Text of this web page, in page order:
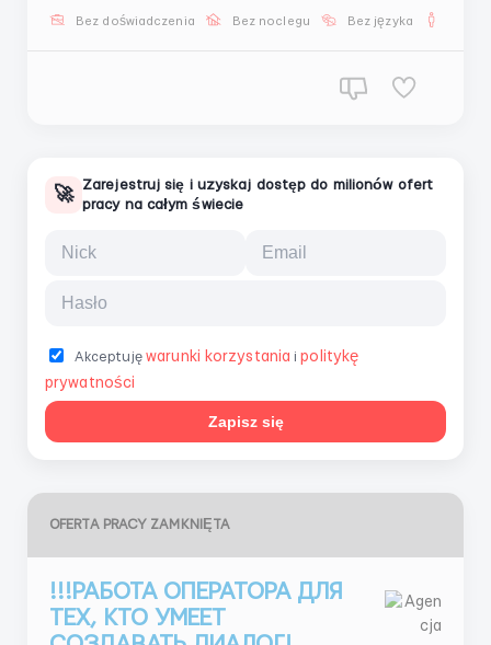
шанс — не упусти его! 🔹 Заработок: от 1500$ в
Bez doświadczenia Bez noclegu Bez języka
🚀
Zarejestruj się i uzyskaj dostęp do milionów ofert
pracy na całym świecie
Akceptujęwarunki korzystania ipolitykę
prywatności
Zapisz się
OFERTA PRACY ZAMKNIĘTA
!!!РАБОТА ОПЕРАТОРА ДЛЯ
ТЕХ, КТО УМЕЕТ